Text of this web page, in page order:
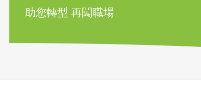
助您轉型 再闖職場